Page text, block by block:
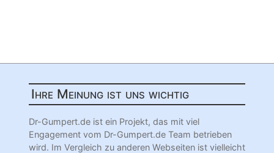
Ihre Meinung ist uns wichtig
Dr-Gumpert.de ist ein Projekt, das mit viel
Engagement vom Dr-Gumpert.de Team betrieben
wird. Im Vergleich zu anderen Webseiten ist vielleicht